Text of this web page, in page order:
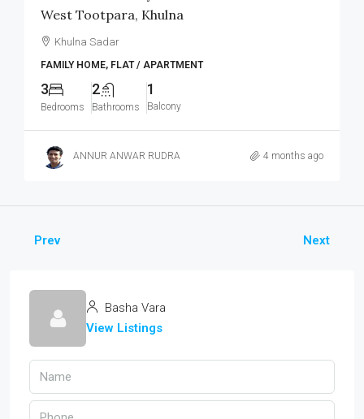
West Tootpara, Khulna
Khulna Sadar
FAMILY HOME, FLAT / APARTMENT
3
Bedrooms
2
Bathrooms
1
Balcony
ANNUR ANWAR RUDRA 4 months ago
Prev Next
Basha Vara
View Listings